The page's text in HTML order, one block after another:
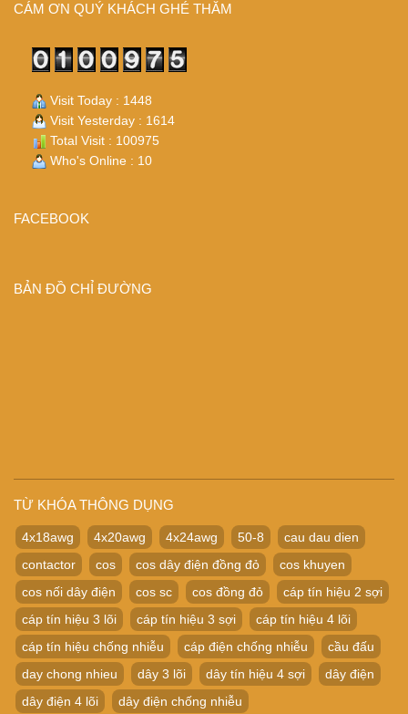
CÁM ƠN QUÝ KHÁCH GHÉ THĂM
Visit Today : 1448
Visit Yesterday : 1614
Total Visit : 100975
Who's Online : 10
FACEBOOK
BẢN ĐỒ CHỈ ĐƯỜNG
TỪ KHÓA THÔNG DỤNG
4x18awg 4x20awg 4x24awg 50-8
cau dau dien
contactor
cos cos dây điện đồng đỏ
cos khuyen
cos nối dây điện
cos sc cos đồng đỏ
cáp tín hiệu 2 sợi
cáp tín hiệu 3 lõi
cáp tín hiệu 3 sợi
cáp tín hiệu 4 lõi
cáp tín hiệu chống nhiễu
cáp điện chống nhiễu
cầu đấu
day chong nhieu
dây 3 lõi dây tín hiệu 4 sợi
dây điện
dây điện 4 lõi
dây điện chống nhiễu